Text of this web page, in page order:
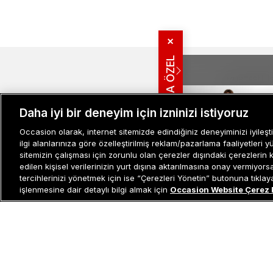
Müşteri İlişkileri0 850 800 01 20
MÜŞTERI
Sıkça
İade ve İptal
Kampanya
Kullanım
Aydınlatma
Site Haritası
Misafir Üye
Daha iyi bir deneyim için izninizi istiyoruz
Occasion olarak, internet sitemizde edindiğiniz deneyiminizi
ilgi alanlarınıza göre özelleştirilmiş reklam/pazarlama faaliyetleri
sitemizin çalışması için zorunlu olan çerezler dışındaki çerezlerin
edilen kişisel verilerinizin yurt dışına aktarılmasına onay
tercihlerinizi yönetmek için ise “Çerezleri Yönetin” butonuna
işlenmesine dair detaylı bilgi almak için Occasion Website Çerez
SANA ÖZEL
✕
-%39